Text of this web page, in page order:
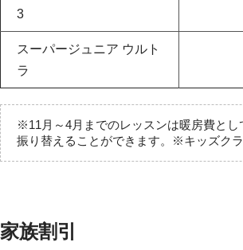
3
スーパージュニア ウルト
ラ
※11月～4月までのレッスンは暖房費と
振り替えることができます。※キッズク
家族割引